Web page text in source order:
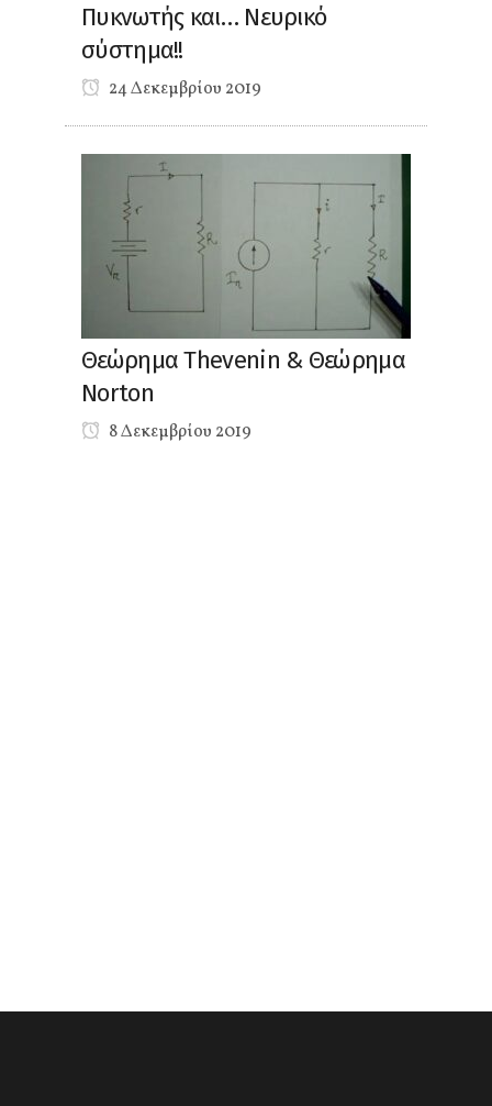
Πυκνωτής και… Νευρικό
σύστημα!!
24 Δεκεμβρίου 2019
Θεώρημα Thevenin & Θεώρημα
Norton
8 Δεκεμβρίου 2019